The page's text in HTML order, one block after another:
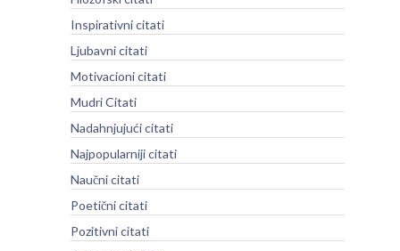
Inspirativni citati
Ljubavni citati
Motivacioni citati
Mudri Citati
Nadahnjujući citati
Najpopularniji citati
Naučni citati
Poetični citati
Pozitivni citati